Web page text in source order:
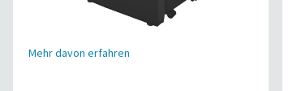
Mehr davon erfahren